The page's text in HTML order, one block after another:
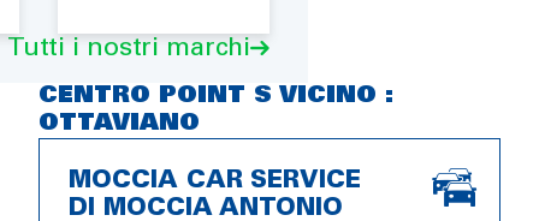
Tutti i nostri marchi
CENTRO POINT S VICINO :
OTTAVIANO
MOCCIA CAR SERVICE
DI MOCCIA ANTONIO